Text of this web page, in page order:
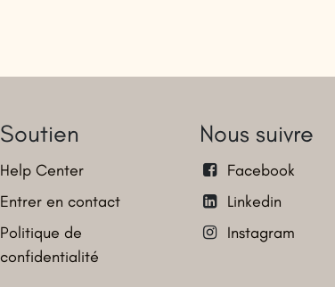
Soutien
Help Center
Entrer en contact
Politique de
confidentialité
Nous suivre
Facebook
Linkedin
Instagram